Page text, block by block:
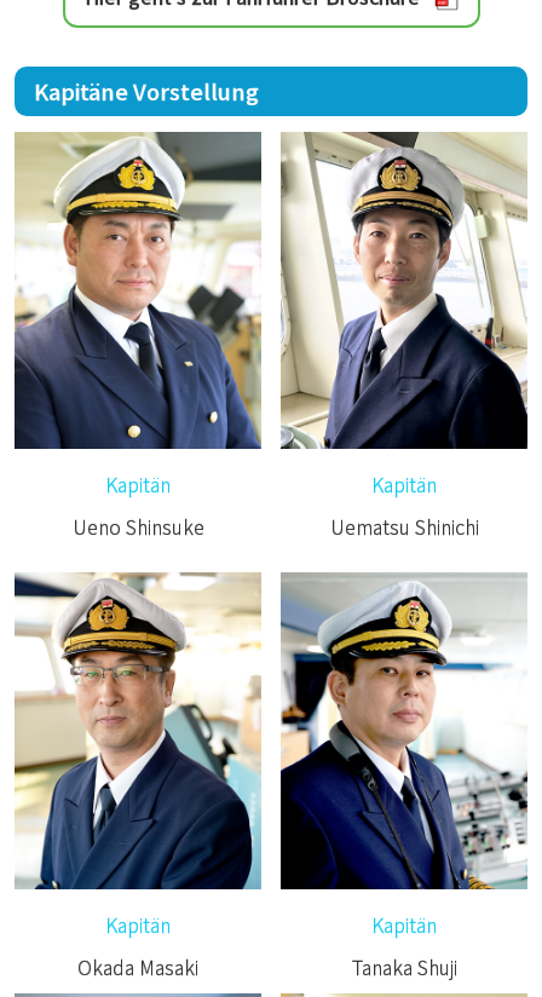
Kapitäne Vorstellung
Kapitän
Ueno Shinsuke
Kapitän
Uematsu Shinichi
Kapitän
Okada Masaki
Kapitän
Tanaka Shuji